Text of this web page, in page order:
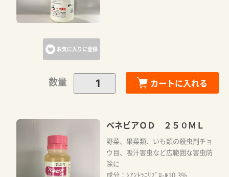
お気に入りに登録
数量 カートに入れる
ベネビアＯＤ ２５０ＭＬ
野菜、果菜類、いも類の殺虫剤チョ
ウ目、吸汁害虫など広範囲な害虫防
除に
成分：ｼｱﾝﾄﾗﾆﾘﾌﾟﾛ-ﾙ10.3%